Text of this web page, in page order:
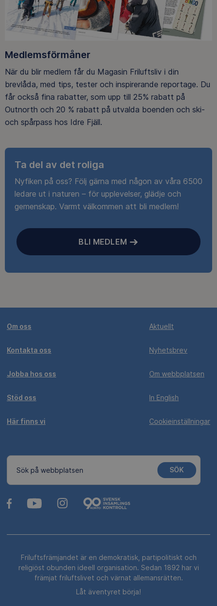
Medlemsförmåner
När du blir medlem får du Magasin Friluftsliv i din
brevlåda, med tips, tester och inspirerande reportage. Du
får också fina rabatter, som upp till 25% rabatt på
Outnorth och 20 % rabatt på utvalda boenden och ski-
och spårpass hos Idre Fjäll.
Ta del av det roliga
Nyfiken på oss? Följ gärna med någon av våra 6500
ledare ut i naturen – för upplevelser, glädje och
gemenskap. Varmt välkommen att bli medlem!
BLI MEDLEM
Om oss
Kontakta oss
Jobba hos oss
Stöd oss
Här finns vi
Aktuellt
Nyhetsbrev
Om webbplatsen
In English
Cookieinställningar
Sök på webbplatsen SÖK
Friluftsfrämjandet är en demokratisk, partipolitiskt och
religiöst obunden ideell organisation. Sedan 1892 har vi
främjat friluftslivet och värnat allemansrätten.
Låt äventyret börja!